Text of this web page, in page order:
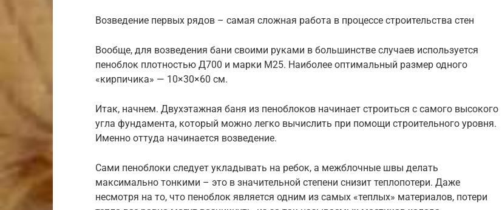
Возведение первых рядов – самая сложная работа в процессе строительства стен
Вообще, для возведения бани своими руками в большинстве случаев используется
пеноблок плотностью Д700 и марки М25. Наиболее оптимальный размер одного
«кирпичика» — 10×30×60 см.
Итак, начнем. Двухэтажная баня из пеноблоков начинает строиться с самого высокого
угла фундамента, который можно легко вычислить при помощи строительного уровня.
Именно оттуда начинается возведение.
Сами пеноблоки следует укладывать на ребок, а межблочные швы делать
максимально тонкими – это в значительной степени снизит теплопотери. Даже
несмотря на то, что пеноблок является одним из самых «теплых» материалов, потери